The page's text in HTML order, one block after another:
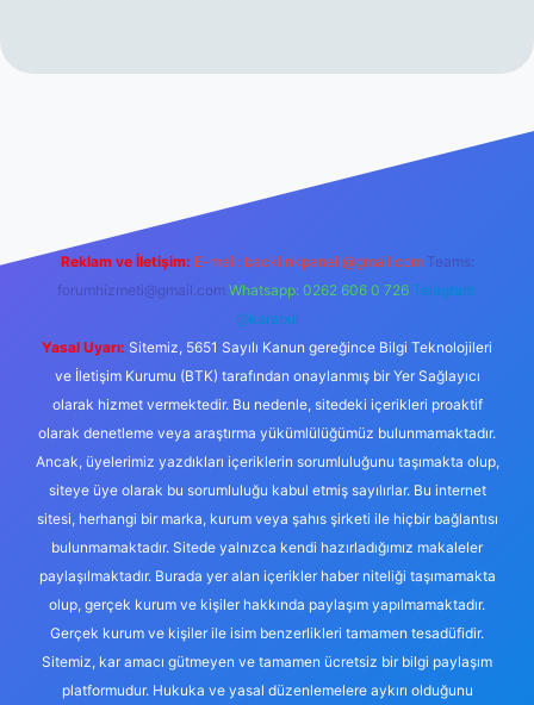
Reklam ve İletişim: E-mail: backlinkpaneli@gmail.com Teams:
forumhizmeti@gmail.com Whatsapp: 0262 606 0 726 Telegram:
@karabul
Yasal Uyarı: Sitemiz, 5651 Sayılı Kanun gereğince Bilgi Teknolojileri
ve İletişim Kurumu (BTK) tarafından onaylanmış bir Yer Sağlayıcı
olarak hizmet vermektedir. Bu nedenle, sitedeki içerikleri proaktif
olarak denetleme veya araştırma yükümlülüğümüz bulunmamaktadır.
Ancak, üyelerimiz yazdıkları içeriklerin sorumluluğunu taşımakta olup,
siteye üye olarak bu sorumluluğu kabul etmiş sayılırlar. Bu internet
sitesi, herhangi bir marka, kurum veya şahıs şirketi ile hiçbir bağlantısı
bulunmamaktadır. Sitede yalnızca kendi hazırladığımız makaleler
paylaşılmaktadır. Burada yer alan içerikler haber niteliği taşımamakta
olup, gerçek kurum ve kişiler hakkında paylaşım yapılmamaktadır.
Gerçek kurum ve kişiler ile isim benzerlikleri tamamen tesadüfidir.
Sitemiz, kar amacı gütmeyen ve tamamen ücretsiz bir bilgi paylaşım
platformudur. Hukuka ve yasal düzenlemelere aykırı olduğunu